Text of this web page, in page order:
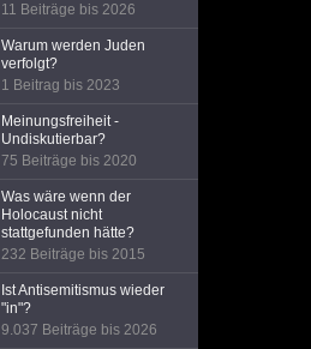
11 Beiträge bis 2026
Warum werden Juden
verfolgt?
1 Beitrag bis 2023
Meinungsfreiheit -
Undiskutierbar?
75 Beiträge bis 2020
Was wäre wenn der
Holocaust nicht
stattgefunden hätte?
232 Beiträge bis 2015
Ist Antisemitismus wieder
"in"?
9.037 Beiträge bis 2026